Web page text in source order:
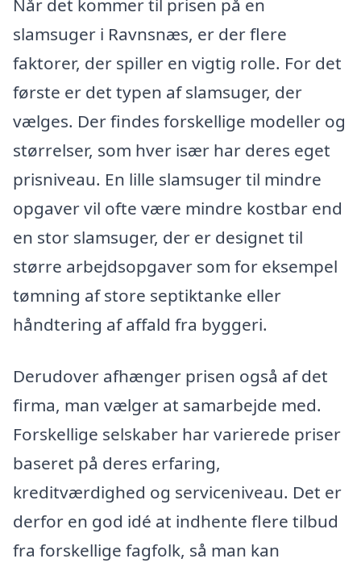
Når det kommer til prisen på en
slamsuger i Ravnsnæs, er der flere
faktorer, der spiller en vigtig rolle. For det
første er det typen af slamsuger, der
vælges. Der findes forskellige modeller og
størrelser, som hver især har deres eget
prisniveau. En lille slamsuger til mindre
opgaver vil ofte være mindre kostbar end
en stor slamsuger, der er designet til
større arbejdsopgaver som for eksempel
tømning af store septiktanke eller
håndtering af affald fra byggeri.
Derudover afhænger prisen også af det
firma, man vælger at samarbejde med.
Forskellige selskaber har varierede priser
baseret på deres erfaring,
kreditværdighed og serviceniveau. Det er
derfor en god idé at indhente flere tilbud
fra forskellige fagfolk, så man kan